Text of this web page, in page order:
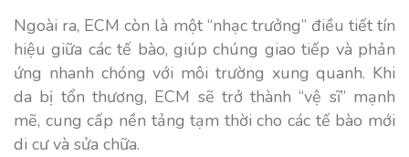
Ngoài ra, ECM còn là một “nhạc trưởng” điều tiết tín
hiệu giữa các tế bào, giúp chúng giao tiếp và phản
ứng nhanh chóng với môi trường xung quanh. Khi
da bị tổn thương, ECM sẽ trở thành “vệ sĩ” mạnh
mẽ, cung cấp nền tảng tạm thời cho các tế bào mới
di cư và sửa chữa.